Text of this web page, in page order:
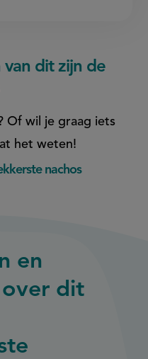
dit zijn de
Of wil je graag iets
het weten!
nachos
en
dit